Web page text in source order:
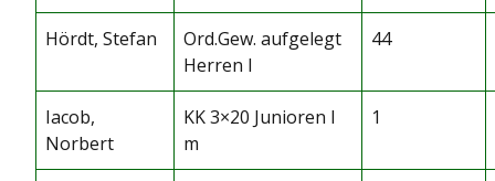
Hördt, Stefan
Ord.Gew. aufgelegt
Herren I
44
Iacob,
Norbert
KK 3×20 Junioren I
m
1